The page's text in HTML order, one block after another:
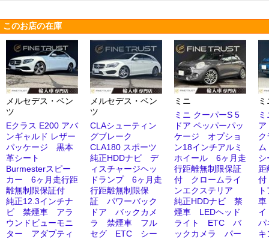
このお店の在庫
メルセデス・ベン
ツ
Eクラス E200 アバ
ンギャルド レザー
パッケージ 黒本
革シート
Burmesterスピー
カー 6ヶ月走行距
離無制限保証付
純正12.3インチナ
ビ 禁煙車 アラ
ウンドビューモニ
ター アダプティ
メルセデス・ベン
ツ
CLAシューティン
グブレーク
CLA180 スポーツ
純正HDDナビ デ
ィスチャージヘッ
ドランプ 6ヶ月走
行距離無制限保
証 パワーバック
ドア バックカメ
ラ 禁煙車 フル
セグ ETC シー
ミニ
ミニ クーパーS 5
ドア ペッパーパッ
ケージ オプショ
ン18インチアルミ
ホイール 6ヶ月走
行距離無制限保証
付 クロームライ
ンエクステリア
純正HDDナビ 禁
煙車 LEDヘッド
ライト ETC バ
ックカメラ パー
ク
距
車
パ
キ